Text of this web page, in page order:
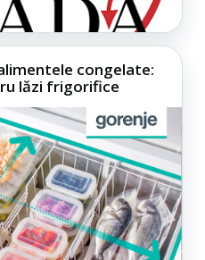
congelate:
lăzi frigorifice